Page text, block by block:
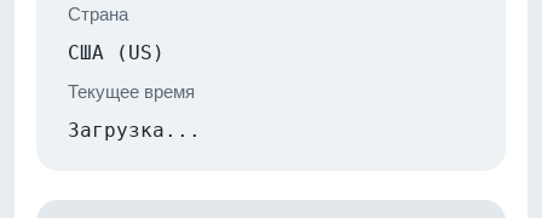
Страна
США (US)
Текущее время
Загрузка...